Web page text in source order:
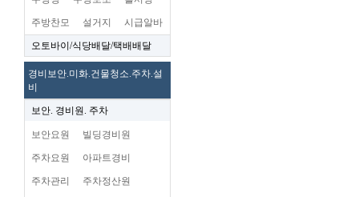
주방찬모 설거지 시급알바
오토바이/식당배달/택배배달
경비보안.미화.건물청소.주차.설
비
보안. 경비원. 주차
보안요원 빌딩경비원
주차요원 아파트경비
주차관리 주차정산원